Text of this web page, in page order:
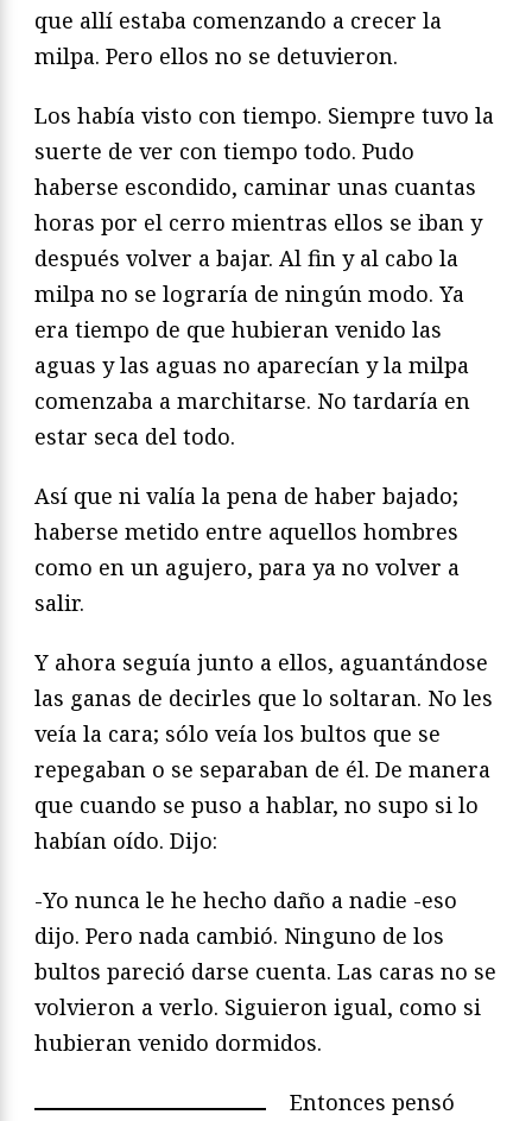
que allí estaba comenzando a crecer la
milpa. Pero ellos no se detuvieron.
Los había visto con tiempo. Siempre tuvo la
suerte de ver con tiempo todo. Pudo
haberse escondido, caminar unas cuantas
horas por el cerro mientras ellos se iban y
después volver a bajar. Al fin y al cabo la
milpa no se lograría de ningún modo. Ya
era tiempo de que hubieran venido las
aguas y las aguas no aparecían y la milpa
comenzaba a marchitarse. No tardaría en
estar seca del todo.
Así que ni valía la pena de haber bajado;
haberse metido entre aquellos hombres
como en un agujero, para ya no volver a
salir.
Y ahora seguía junto a ellos, aguantándose
las ganas de decirles que lo soltaran. No les
veía la cara; sólo veía los bultos que se
repegaban o se separaban de él. De manera
que cuando se puso a hablar, no supo si lo
habían oído. Dijo:
-Yo nunca le he hecho daño a nadie -eso
dijo. Pero nada cambió. Ninguno de los
bultos pareció darse cuenta. Las caras no se
volvieron a verlo. Siguieron igual, como si
hubieran venido dormidos.
Entonces pensó